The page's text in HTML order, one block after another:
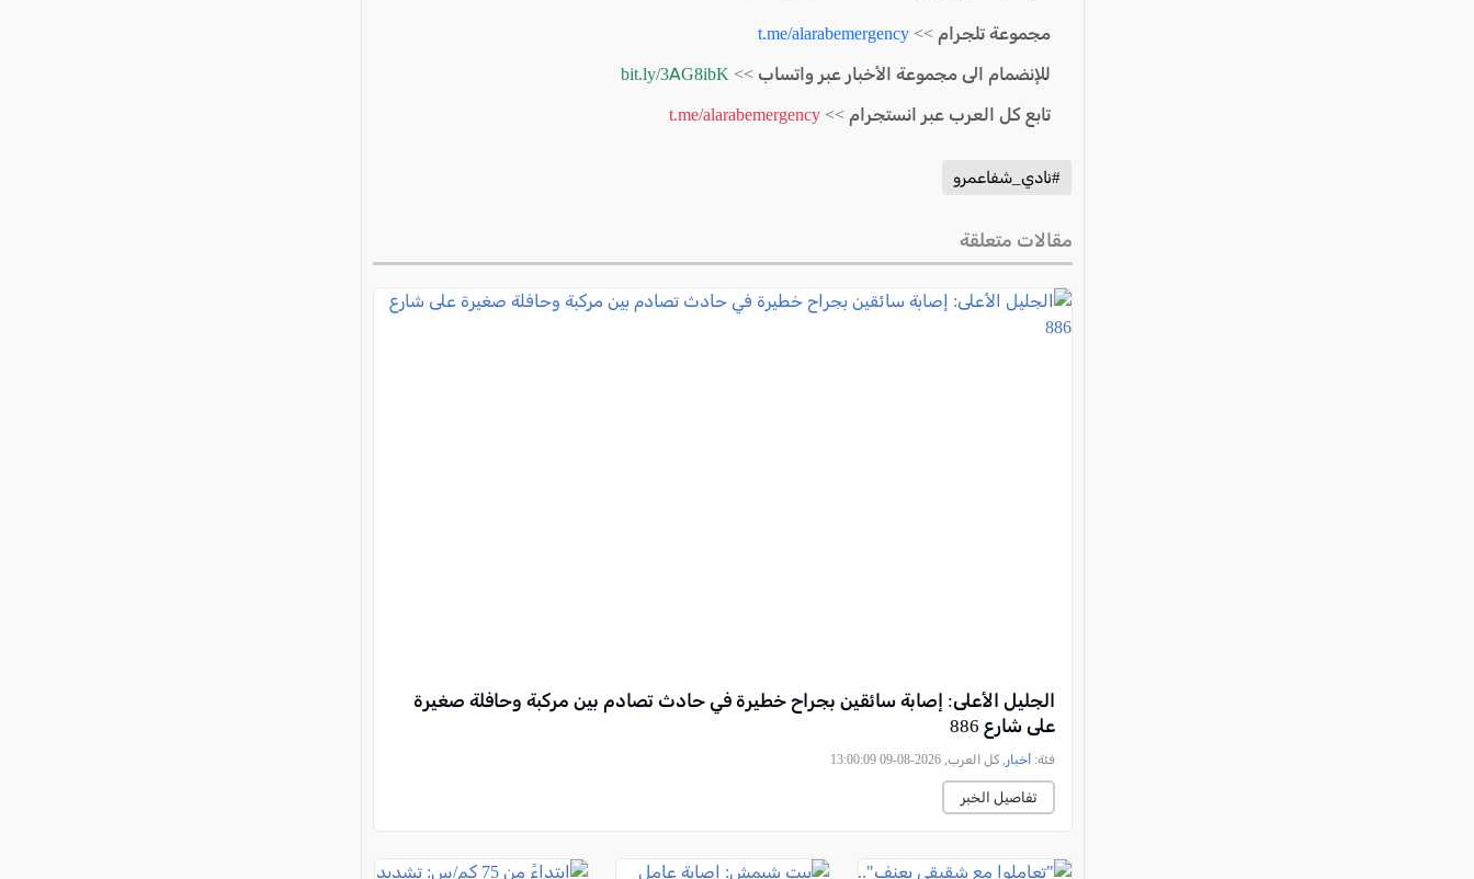
مجموعة تلجرام >> t.me/alarabemergency
للإنضمام الى مجموعة الأخبار عبر واتساب >> bit.ly/3AG8ibK
تابع كل العرب عبر انستجرام >> t.me/alarabemergency
#نادي_شفاعمرو
مقالات متعلقة
الجليل الأعلى: إصابة سائقين بجراح خطيرة في حادث تصادم بين مركبة وحافلة صغيرة
على شارع 886
فئة: أخبار , كل العرب, 2026-08-09 13:00:09
تفاصيل الخبر